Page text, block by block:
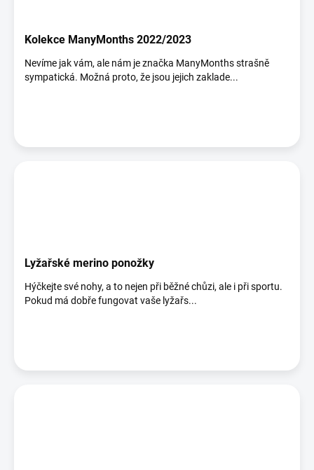
Kolekce ManyMonths 2022/2023
Nevíme jak vám, ale nám je značka ManyMonths strašně
sympatická. Možná proto, že jsou jejich zaklade...
Lyžařské merino ponožky
Hýčkejte své nohy, a to nejen při běžné chůzi, ale i při sportu.
Pokud má dobře fungovat vaše lyžařs...